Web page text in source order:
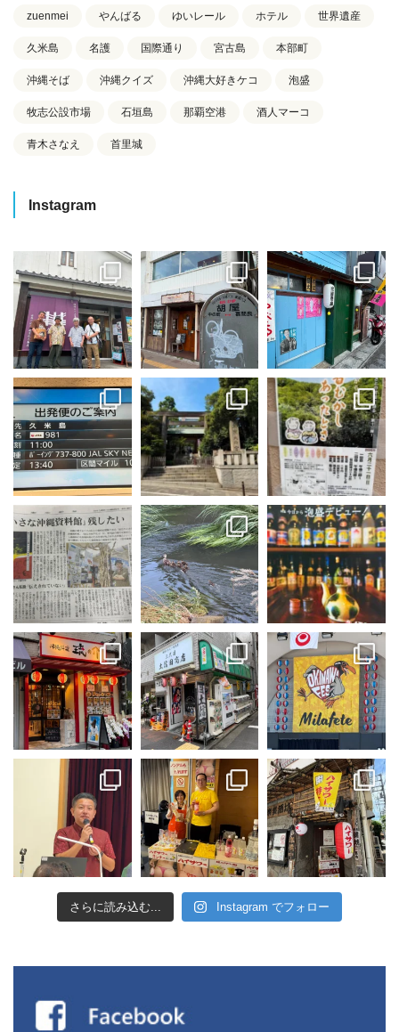
zuenmei やんばる ゆいレール ホテル 世界遺産
久米島 名護 国際通り 宮古島 本部町
沖縄そば 沖縄クイズ 沖縄大好きケコ 泡盛
牧志公設市場 石垣島 那覇空港 酒人マーコ
青木さなえ 首里城
Instagram
さらに読み込む... Instagram でフォロー